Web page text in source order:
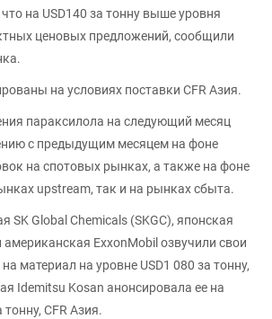
на USD140 за тонну выше уровня
ценовых предложений, сообщили
на условиях поставки CFR Азия.
параксилола на следующий месяц
с предыдущим месяцем на фоне
на спотовых рынках, а также на фоне
upstream, так и на рынках сбыта.
SK Global Chemicals (SKGC), японская
американская ExxonMobil озвучили свои
материал на уровне USD1 080 за тонну,
Idemitsu Kosan анонсировала ее на
тонну, CFR Азия.